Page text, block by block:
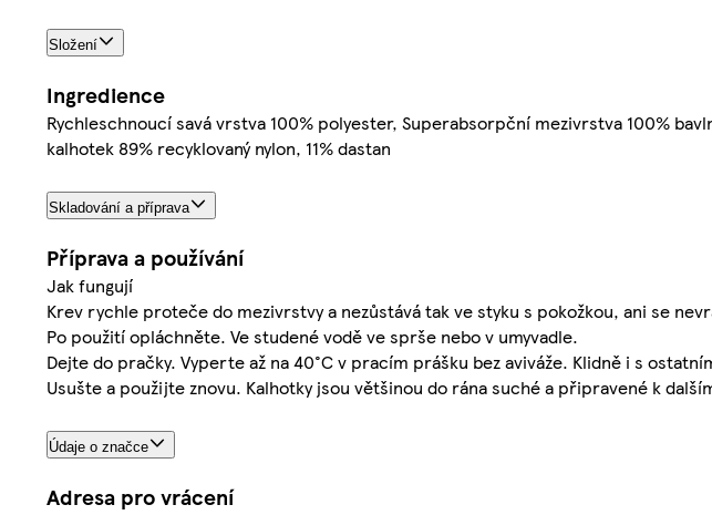
Složení
Ingredience
Rychleschnoucí savá vrstva 100% polyester, Superabsorpční mezivrstva 100%
kalhotek 89% recyklovaný nylon, 11% dastan
Skladování a příprava
Příprava a používání
Jak fungují
Krev rychle proteče do mezivrstvy a nezůstává tak ve styku s pokožkou, ani se
Po použití opláchněte. Ve studené vodě ve sprše nebo v umyvadle.
Dejte do pračky. Vyperte až na 40°C v pracím prášku bez aviváže. Klidně i s
Usušte a použijte znovu. Kalhotky jsou většinou do rána suché a připravené k
Údaje o značce
Adresa pro vrácení